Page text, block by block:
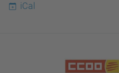
iCal